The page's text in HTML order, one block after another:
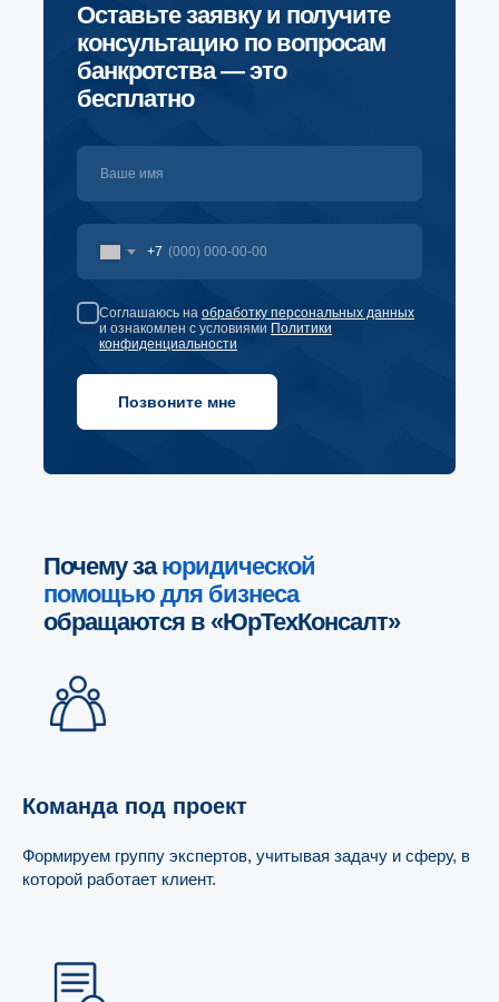
+7
Соглашаюсь на обработку персональных данных
и ознакомлен с условиями Политики
конфиденциальности
Позвоните мне
Оставьте заявку и получите
консультацию по вопросам
банкротства — это
бесплатно
Почему заюридической
помощью для бизнеса
обращаются в «ЮрТехКонсалт»
Команда под проект
Формируем группу экспертов, учитывая задачу и сферу, в
которой работает клиент.